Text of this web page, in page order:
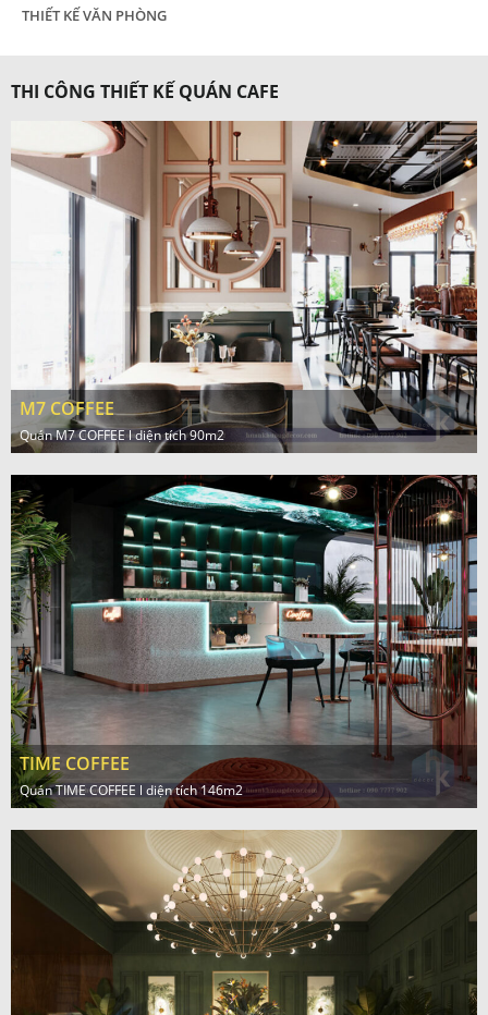
THIẾT KẾ VĂN PHÒNG
THI CÔNG THIẾT KẾ QUÁN CAFE
M7 COFFEE
Quán M7 COFFEE l diện tích 90m2
TIME COFFEE
Quán TIME COFFEE l diện tích 146m2